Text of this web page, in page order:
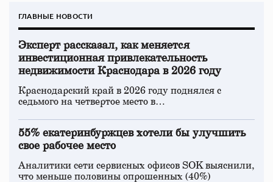
ГЛАВНЫЕ НОВОСТИ
Эксперт рассказал, как меняется
инвестиционная привлекательность
недвижимости Краснодара в 2026 году
Краснодарский край в 2026 году поднялся с
седьмого на четвертое место в…
55% екатеринбуржцев хотели бы улучшить
свое рабочее место
Аналитики сети сервисных офисов SOK выяснили,
что меньше половины опрошенных (40%)